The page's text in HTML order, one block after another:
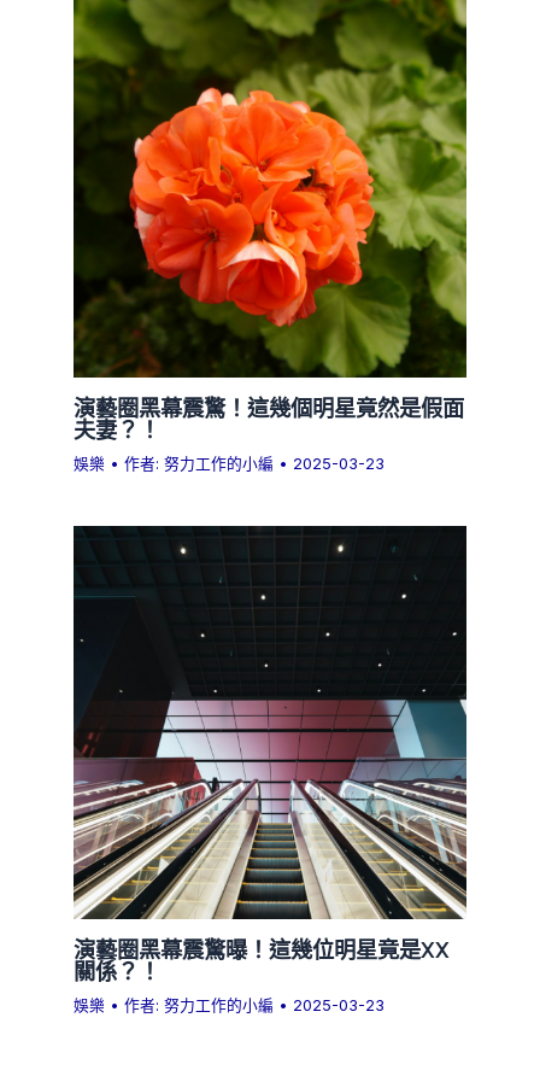
演藝圈黑幕震驚！這幾個明星竟然是假面
夫妻？！
娛樂 • 作者:努力工作的小編 • 2025-03-23
演藝圈黑幕震驚曝！這幾位明星竟是XX
關係？！
娛樂 • 作者:努力工作的小編 • 2025-03-23